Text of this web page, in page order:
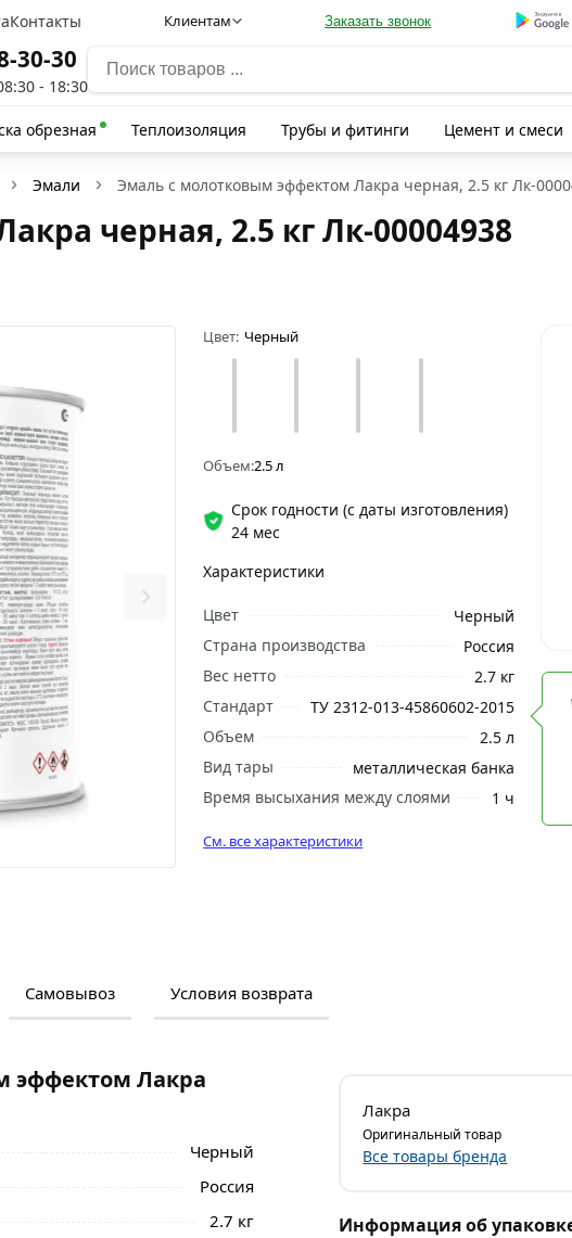
Контакты Клиентам Заказать звонок
30-30
- 18:30
обрезная Теплоизоляция Трубы и фитинги Цемент и смеси
Эмали Эмаль с молотковым эффектом Лакра черная, 2.5 кг Лк-
черная, 2.5 кг Лк-00004938
Цвет: Черный
Объем:2.5 л
Срок годности (с даты изготовления)
24 мес
Характеристики
Цвет
Черный
Страна производства
Россия
Вес нетто
2.7 кг
Стандарт
ТУ 2312-013-45860602-2015
Объем
2.5 л
Вид тары
металлическая банка
Время высыхания между слоями
1 ч
См. все характеристики
Самовывоз Условия возврата
о товаре, чтобы сделать
предназначен для окрашивания и
в один-два слоя. Перед
загрязнений. Подойдет для
Лакра черная, 2.5 кг Лк-00004938
эффектом Лакра
Черный
Россия
2.7 кг
Лакра
Оригинальный товар
Все товары бренда
Информация об